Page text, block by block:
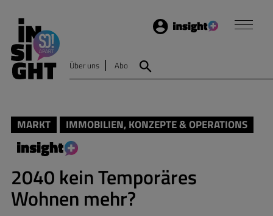
Login
Über uns Abo
MARKT IMMOBILIEN, KONZEPTE & OPERATIONS
2040 kein Temporäres
Wohnen mehr?